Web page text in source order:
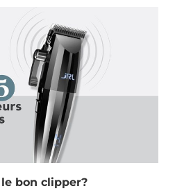
bon clipper?